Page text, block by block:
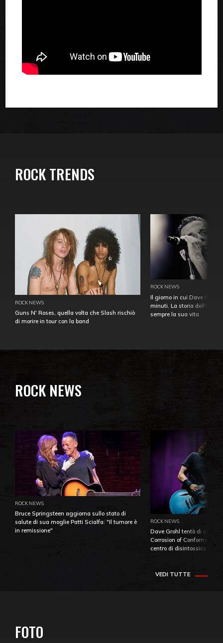
ROCK TRENDS
ROCK NEWS
Guns N' Roses, quella volta che Slash rischiò
di morire in tour con la band
ROCK NEWS
Il giorno in cui Dave
minuti. La storia
sempre la sua vita
ROCK NEWS
ROCK NEWS
Bruce Springsteen aggiorna sullo stato di
salute di sua moglie Patti Scialfa: "Il tumore è
in remissione"
ROCK NEWS
Dave Grohl tentò di
Corrosion of Conformity
centro di
VEDI TUTTE
FOTO